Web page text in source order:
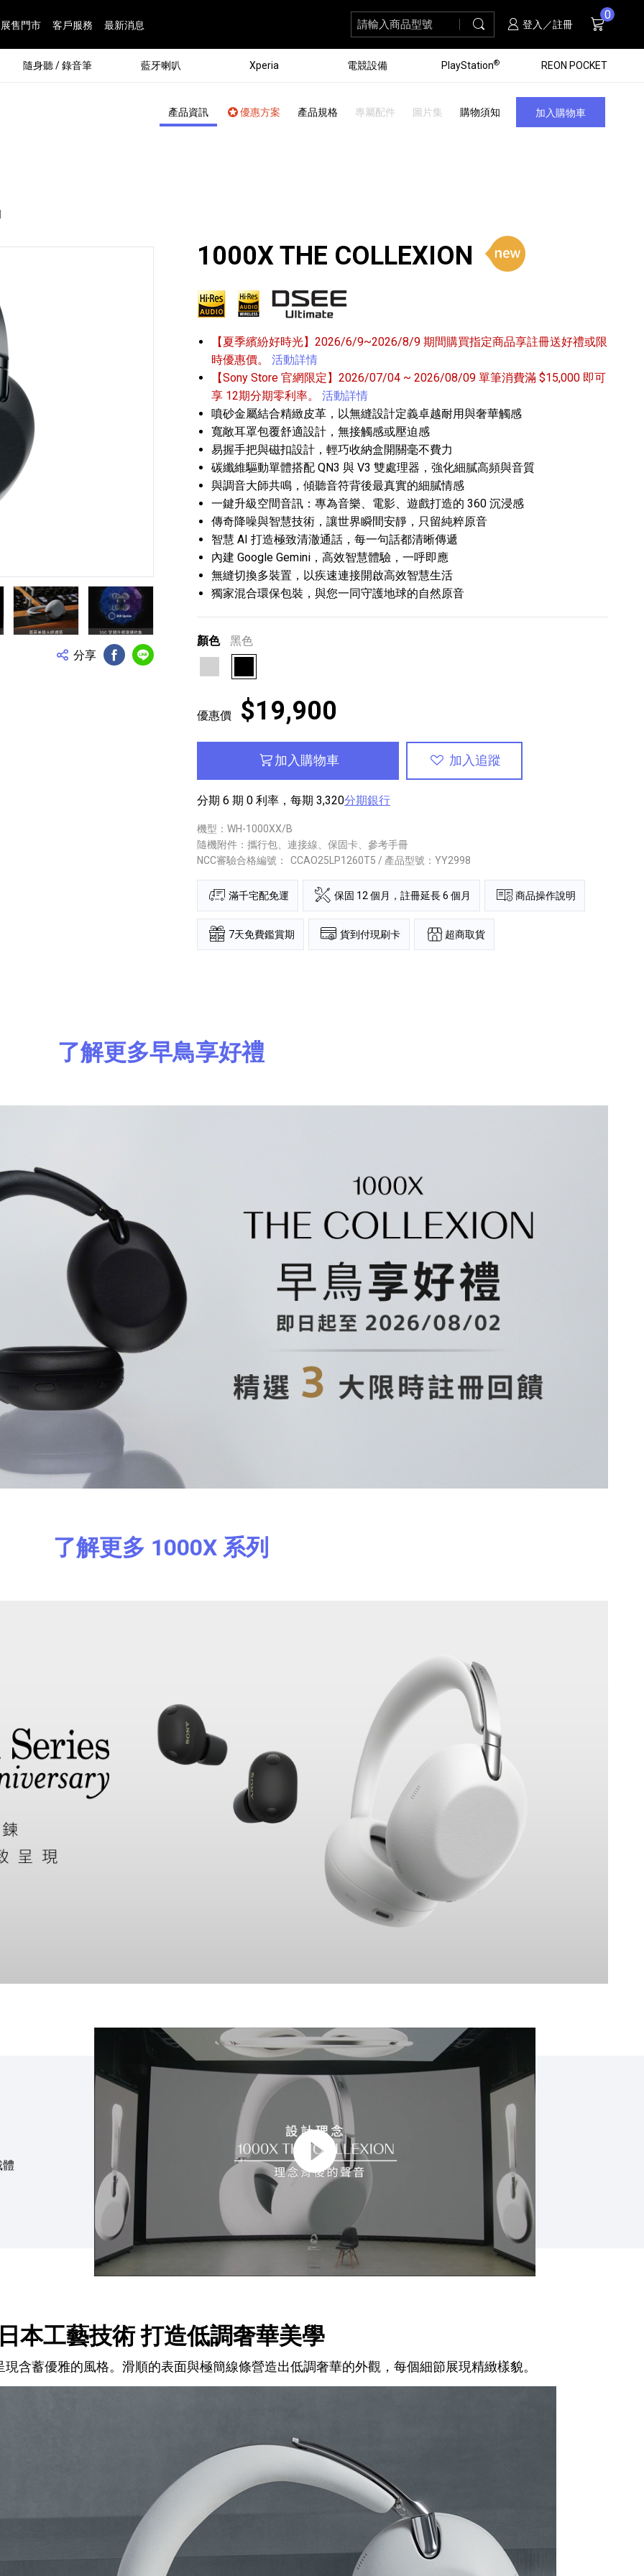
展售門市 客戶服務 最新消息 請輸入商品型號 搜尋 登入／註冊 購物車
0
項商品
BRAVIA 專屬配件 9個產品
器
α 專屬配件 143個產品
風 / 收錄音組 數位攝影機 / 配件 33個產品 專業攝影器材 17個產品
隨身聽 / 錄音筆
錄音筆 / 配件 7個產品
藍牙喇叭 Xperia 電競設備
INZONE 電競周邊 7個產品
PlayStation® REON POCKET
產品資訊 優惠方案 產品規格 專屬配件 圖片集 購物須知 加入購物車
第5張 第6張
分享
FB分享Line分享
1000X THE COLLEXION
【夏季繽紛好時光】2026/6/9~2026/8/9 期間購買指定商品享註冊送好禮或限
時優惠價。
活動詳情
【Sony Store 官網限定】2026/07/04 ~ 2026/08/09 單筆消費滿 $15,000 即可
享 12期分期零利率。
活動詳情
噴砂金屬結合精緻皮革，以無縫設計定義卓越耐用與奢華觸感
寬敞耳罩包覆舒適設計，無接觸感或壓迫感
易握手把與磁扣設計，輕巧收納盒開關毫不費力
碳纖維驅動單體搭配 QN3 與 V3 雙處理器，強化細膩高頻與音質
與調音大師共鳴，傾聽音符背後最真實的細膩情感
一鍵升級空間音訊：專為音樂、電影、遊戲打造的 360 沉浸感
傳奇降噪與智慧技術，讓世界瞬間安靜，只留純粹原音
智慧 AI 打造極致清澈通話，每一句話都清晰傳遞
內建 Google Gemini，高效智慧體驗，一呼即應
無縫切換多裝置，以疾速連接開啟高效智慧生活
獨家混合環保包裝，與您一同守護地球的自然原音
顏色
黑色
優惠價 $19,900
加入購物車 加入追蹤
分期 6 期 0 利率，每期 3,320分期銀行
機型：WH-1000XX/B
隨機附件：攜行包、連接線、保固卡、參考手冊
NCC審驗合格編號：
CCAO25LP1260T5 / 產品型號：YY2998
滿千宅配免運 保固 12 個月，註冊延長 6 個月 商品操作說明
7天免費鑑賞期 貨到付現刷卡 超商取貨
了解更多早鳥享好禮
了解更多 1000X 系列
點擊播放：1000X 系列：十年淬鍊之作
本工藝技術 打造低調奢華美學
含蓄優雅的風格。滑順的表面與極簡線條營造出低調奢華的外觀，每個細節展現精緻樣貌。